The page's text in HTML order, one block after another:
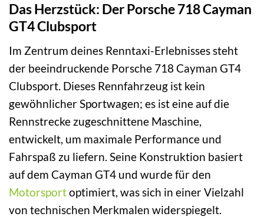
Das Herzstück: Der Porsche 718 Cayman
GT4 Clubsport
Im Zentrum deines Renntaxi-Erlebnisses steht
der beeindruckende Porsche 718 Cayman GT4
Clubsport. Dieses Rennfahrzeug ist kein
gewöhnlicher Sportwagen; es ist eine auf die
Rennstrecke zugeschnittene Maschine,
entwickelt, um maximale Performance und
Fahrspaß zu liefern. Seine Konstruktion basiert
auf dem Cayman GT4 und wurde für den
Motorsportoptimiert, was sich in einer Vielzahl
von technischen Merkmalen widerspiegelt.